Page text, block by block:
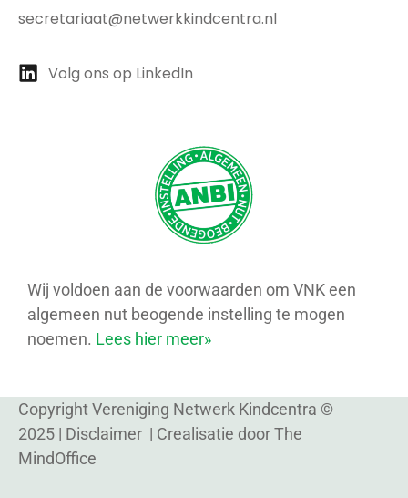
secretariaat@netwerkkindcentra.nl
Volg ons op LinkedIn
Wij voldoen aan de voorwaarden om VNK een
algemeen nut beogende instelling te mogen
noemen. Lees hier meer»
Copyright Vereniging Netwerk Kindcentra ©
2025 | Disclaimer | Crealisatie doorThe
MindOffice